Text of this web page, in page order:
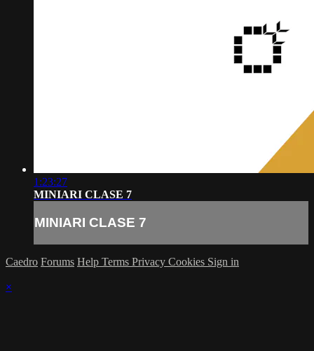
1:23:27
MINIARI CLASE 7
MINIARI CLASE 7
Caedro Forums Help Terms Privacy Cookies Sign in
×